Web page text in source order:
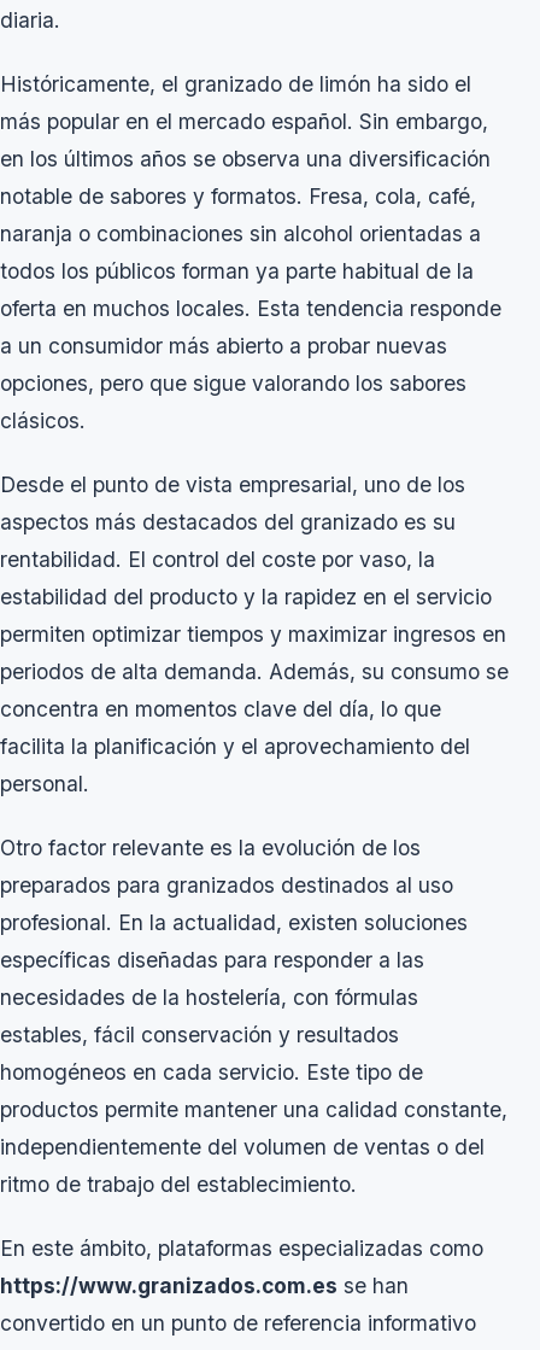
diaria.
Históricamente, el granizado de limón ha sido el
más popular en el mercado español. Sin embargo,
en los últimos años se observa una diversificación
notable de sabores y formatos. Fresa, cola, café,
naranja o combinaciones sin alcohol orientadas a
todos los públicos forman ya parte habitual de la
oferta en muchos locales. Esta tendencia responde
a un consumidor más abierto a probar nuevas
opciones, pero que sigue valorando los sabores
clásicos.
Desde el punto de vista empresarial, uno de los
aspectos más destacados del granizado es su
rentabilidad. El control del coste por vaso, la
estabilidad del producto y la rapidez en el servicio
permiten optimizar tiempos y maximizar ingresos en
periodos de alta demanda. Además, su consumo se
concentra en momentos clave del día, lo que
facilita la planificación y el aprovechamiento del
personal.
Otro factor relevante es la evolución de los
preparados para granizados destinados al uso
profesional. En la actualidad, existen soluciones
específicas diseñadas para responder a las
necesidades de la hostelería, con fórmulas
estables, fácil conservación y resultados
homogéneos en cada servicio. Este tipo de
productos permite mantener una calidad constante,
independientemente del volumen de ventas o del
ritmo de trabajo del establecimiento.
En este ámbito, plataformas especializadas como
https://www.granizados.com.es se han
convertido en un punto de referencia informativo